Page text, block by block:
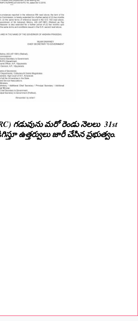
గడువును మరో రెండు నెలలు 31st
ఉత్తర్వులు జారీ చేసిన ప్రభుత్వం.